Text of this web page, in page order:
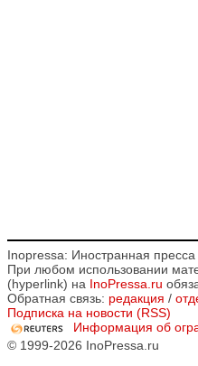
Inopressa: Иностранная
При любом использовании
(hyperlink) на InoPressa.ru
Обратная связь: редакция /
Подписка на новости (RSS)
Информация об
© 1999-2026 InoPressa.ru